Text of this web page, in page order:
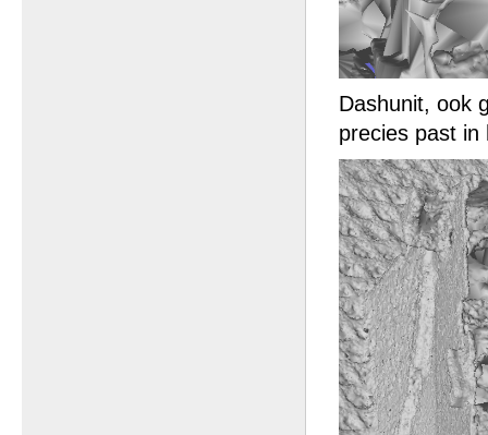
Dashunit, ook
precies past in